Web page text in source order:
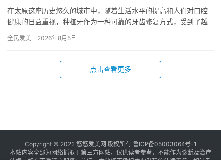
在太原这座历史悠久的城市中，随着生活水平的提高和人们对口腔
健康的日益重视，种植牙作为一种可靠的牙齿修复方式，受到了越
格，许多…
全民爱美 2026年8月5日
点击查看更多
Copyright © 2023 悠悠爱美网 版权所有 鲁ICP备05003064号-1
本站内容全部为网络抓取于第三方网站，仅供读者参考，不能作为诊断及治疗